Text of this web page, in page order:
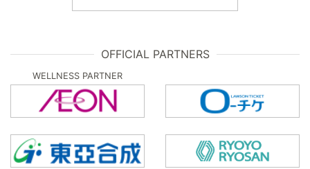
OFFICIAL PARTNERS
WELLNESS PARTNER